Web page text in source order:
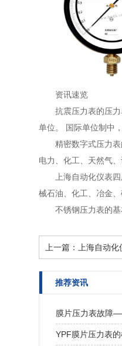
资讯速览
抗震压力表的压
单位。 国际单位制中
精密数字式压力
电力、化工、天然气
上海自动化仪表
械石油、化工、冶金
不锈钢压力表的
上一篇： 上海自动
推荐资讯
膜片压力表故障
YPF膜片压力表